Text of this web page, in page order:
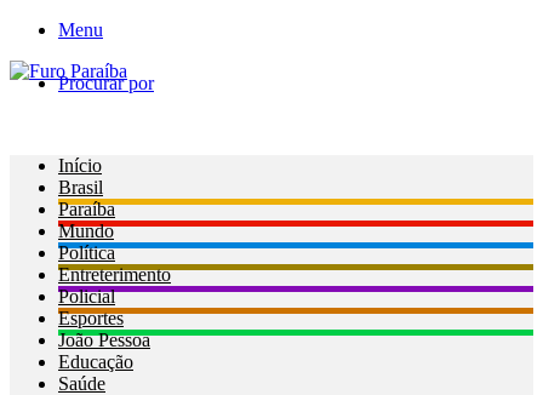
Menu
Procurar por
Início
Brasil
Paraíba
Mundo
Política
Entreterimento
Policial
Esportes
João Pessoa
Educação
Saúde